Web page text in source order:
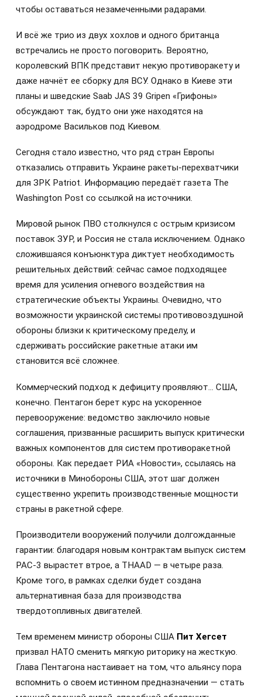
чтобы оставаться незамеченными радарами.
И всё же трио из двух хохлов и одного британца
встречались не просто поговорить. Вероятно,
королевский ВПК представит некую противоракету и
даже начнёт ее сборку для ВСУ. Однако в Киеве эти
планы и шведские Saab JAS 39 Gripen «Грифоны»
обсуждают так, будто они уже находятся на
аэродроме Васильков под Киевом.
Сегодня стало известно, что ряд стран Европы
отказались отправить Украине ракеты-перехватчики
для ЗРК Patriot. Информацию передаёт газета The
Washington Post со ссылкой на источники.
Мировой рынок ПВО столкнулся с острым кризисом
поставок ЗУР, и Россия не стала исключением. Однако
сложившаяся конъюнктура диктует необходимость
решительных действий: сейчас самое подходящее
время для усиления огневого воздействия на
стратегические объекты Украины. Очевидно, что
возможности украинской системы противовоздушной
обороны близки к критическому пределу, и
сдерживать российские ракетные атаки им
становится всё сложнее.
Коммерческий подход к дефициту проявляют… США,
конечно. Пентагон берет курс на ускоренное
перевооружение: ведомство заключило новые
соглашения, призванные расширить выпуск критически
важных компонентов для систем противоракетной
обороны. Как передает РИА «Новости», ссылаясь на
источники в Минобороны США, этот шаг должен
существенно укрепить производственные мощности
страны в ракетной сфере.
Производители вооружений получили долгожданные
гарантии: благодаря новым контрактам выпуск систем
PAC-3 вырастет втрое, а THAAD — в четыре раза.
Кроме того, в рамках сделки будет создана
альтернативная база для производства
твердотопливных двигателей.
Тем временем министр обороны США Пит Хегсет
призвал НАТО сменить мягкую риторику на жесткую.
Глава Пентагона настаивает на том, что альянсу пора
вспомнить о своем истинном предназначении — стать